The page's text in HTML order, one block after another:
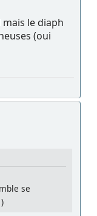
le diaph
(oui
se
)